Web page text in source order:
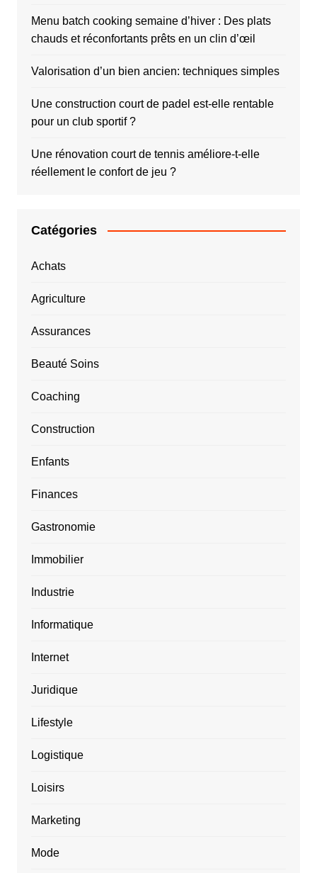
Menu batch cooking semaine d’hiver : Des plats
chauds et réconfortants prêts en un clin d’œil
Valorisation d’un bien ancien: techniques simples
Une construction court de padel est-elle rentable
pour un club sportif ?
Une rénovation court de tennis améliore-t-elle
réellement le confort de jeu ?
Catégories
Achats
Agriculture
Assurances
Beauté Soins
Coaching
Construction
Enfants
Finances
Gastronomie
Immobilier
Industrie
Informatique
Internet
Juridique
Lifestyle
Logistique
Loisirs
Marketing
Mode